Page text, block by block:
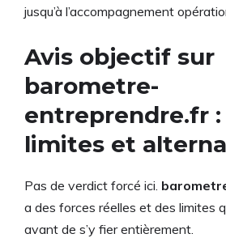
jusqu’à l’accompagnement
Avis objectif sur
barometre-
entreprendre.fr :
limites et
Pas de verdict forcé ici.
a des forces réelles et des limites
avant de s’y fier entièrement.